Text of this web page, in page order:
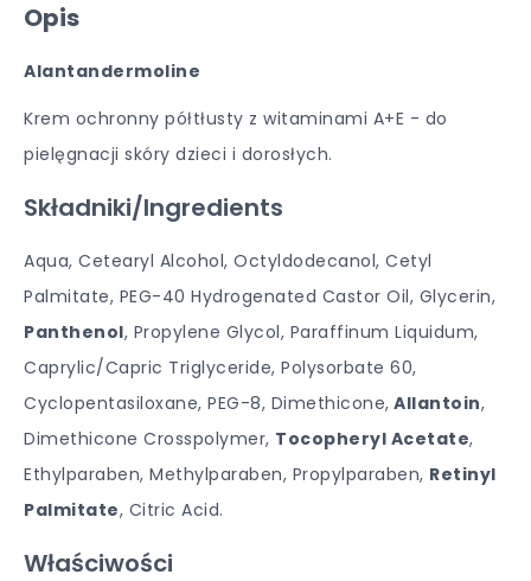
Opis
Alantandermoline
Krem ochronny półtłusty z witaminami A+E - do
pielęgnacji skóry dzieci i dorosłych.
Składniki/Ingredients
Aqua, Cetearyl Alcohol, Octyldodecanol, Cetyl
Palmitate, PEG-40 Hydrogenated Castor Oil, Glycerin,
Panthenol, Propylene Glycol, Paraffinum Liquidum,
Caprylic/Capric Triglyceride, Polysorbate 60,
Cyclopentasiloxane, PEG-8, Dimethicone, Allantoin,
Dimethicone Crosspolymer, Tocopheryl Acetate,
Ethylparaben, Methylparaben, Propylparaben, Retinyl
Palmitate, Citric Acid.
Właściwości